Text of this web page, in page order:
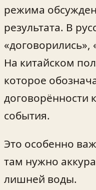
режима
результата. В
«договорились»,
На китайском
которое
договорённости
события.
Это особенно
там нужно
лишней воды.